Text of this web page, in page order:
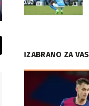
IZABRANO ZA VAS